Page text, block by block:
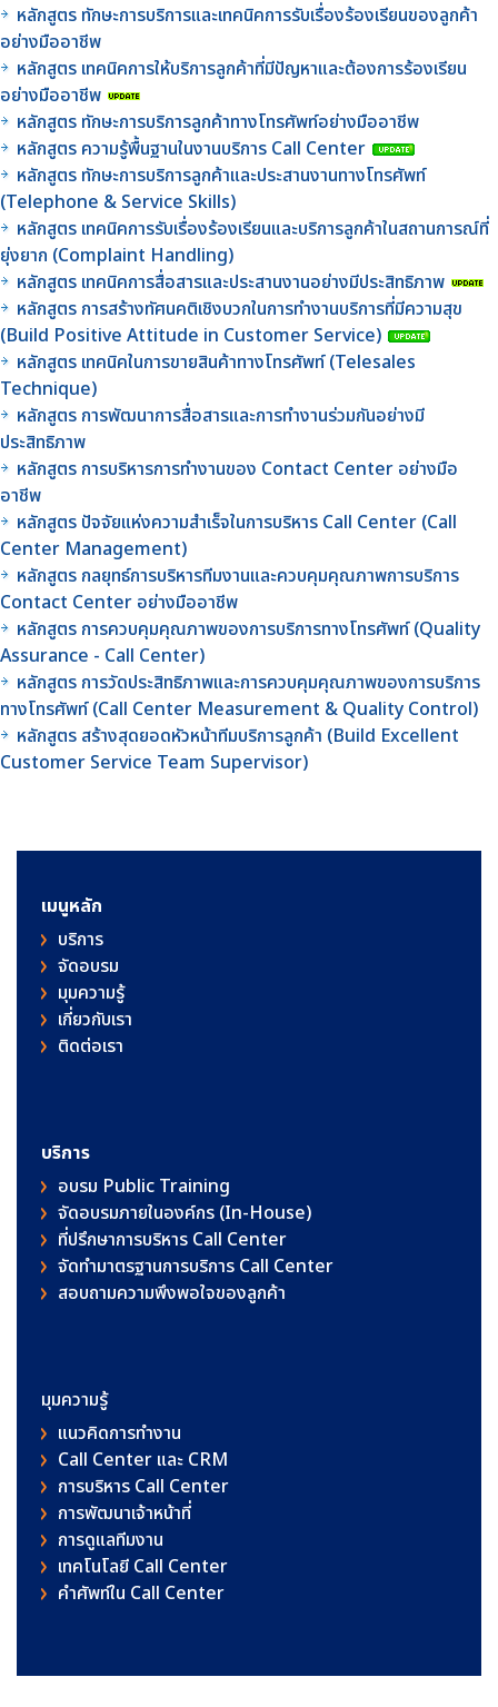
หลักสูตร ทักษะการบริการและเทคนิคการรับเรื่องร้องเรียนของลูกค้า
อย่างมืออาชีพ
หลักสูตร เทคนิคการให้บริการลูกค้าที่มีปัญหาและต้องการร้องเรียน
อย่างมืออาชีพ
หลักสูตร ทักษะการบริการลูกค้าทางโทรศัพท์อย่างมืออาชีพ
หลักสูตร ความรู้พื้นฐานในงานบริการ Call Center
หลักสูตร ทักษะการบริการลูกค้าและประสานงานทางโทรศัพท์
(Telephone & Service Skills)
หลักสูตร เทคนิคการรับเรื่องร้องเรียนและบริการลูกค้าในสถานการณ์ที่
ยุ่งยาก (Complaint Handling)
หลักสูตร เทคนิคการสื่อสารและประสานงานอย่างมีประสิทธิภาพ
หลักสูตร การสร้างทัศนคติเชิงบวกในการทำงานบริการที่มีความสุข
(Build Positive Attitude in Customer Service)
หลักสูตร เทคนิคในการขายสินค้าทางโทรศัพท์ (Telesales
Technique)
หลักสูตร การพัฒนาการสื่อสารและการทำงานร่วมกันอย่างมี
ประสิทธิภาพ
หลักสูตร การบริหารการทำงานของ Contact Center อย่างมือ
อาชีพ
หลักสูตร ปัจจัยแห่งความสำเร็จในการบริหาร Call Center (Call
Center Management)
หลักสูตร กลยุทธ์การบริหารทีมงานและควบคุมคุณภาพการบริการ
Contact Center อย่างมืออาชีพ
หลักสูตร การควบคุมคุณภาพของการบริการทางโทรศัพท์ (Quality
Assurance - Call Center)
หลักสูตร การวัดประสิทธิภาพและการควบคุมคุณภาพของการบริการ
ทางโทรศัพท์ (Call Center Measurement & Quality Control)
หลักสูตร สร้างสุดยอดหัวหน้าทีมบริการลูกค้า (Build Excellent
Customer Service Team Supervisor)
เมนูหลัก
บริการ
จัดอบรม
มุมความรู้
เกี่ยวกับเรา
ติดต่อเรา
บริการ
อบรม Public Training
จัดอบรมภายในองค์กร (In-House)
ที่ปรึกษาการบริหาร Call Center
จัดทำมาตรฐานการบริการ Call Center
สอบถามความพึงพอใจของลูกค้า
มุมความรู้
แนวคิดการทำงาน
Call Center และ CRM
การบริหาร Call Center
การพัฒนาเจ้าหน้าที่
การดูแลทีมงาน
เทคโนโลยี Call Center
คําศัพท์ใน Call Center